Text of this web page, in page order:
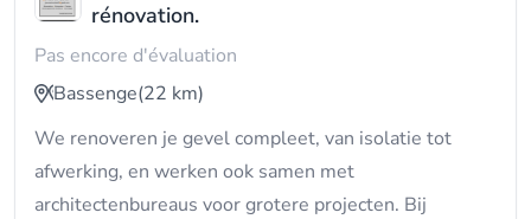
rénovation.
Pas encore d'évaluation
Bassenge(22 km)
We renoveren je gevel compleet, van isolatie tot
afwerking, en werken ook samen met
architectenbureaus voor grotere projecten. Bij